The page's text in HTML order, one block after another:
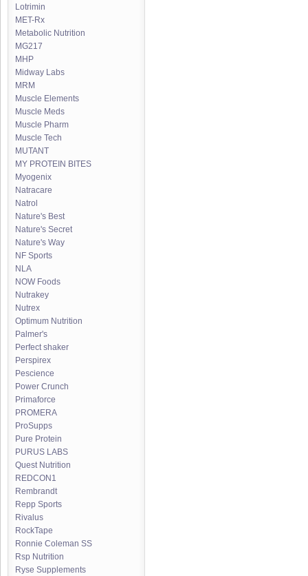
Lotrimin
MET-Rx
Metabolic Nutrition
MG217
MHP
Midway Labs
MRM
Muscle Elements
Muscle Meds
Muscle Pharm
Muscle Tech
MUTANT
MY PROTEIN BITES
Myogenix
Natracare
Natrol
Nature's Best
Nature's Secret
Nature's Way
NF Sports
NLA
NOW Foods
Nutrakey
Nutrex
Optimum Nutrition
Palmer's
Perfect shaker
Perspirex
Pescience
Power Crunch
Primaforce
PROMERA
ProSupps
Pure Protein
PURUS LABS
Quest Nutrition
REDCON1
Rembrandt
Repp Sports
Rivalus
RockTape
Ronnie Coleman SS
Rsp Nutrition
Ryse Supplements